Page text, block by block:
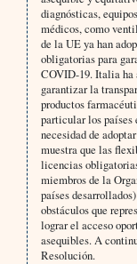
diagnósticas,
médicos, como
de la UE ya han
obligatorias para
COVID-19. Italia ha
garantizar la
productos
particular los países
necesidad de
muestra que las
licencias
miembros de la
países
obstáculos que
lograr el acceso
asequibles. A
Resolución.